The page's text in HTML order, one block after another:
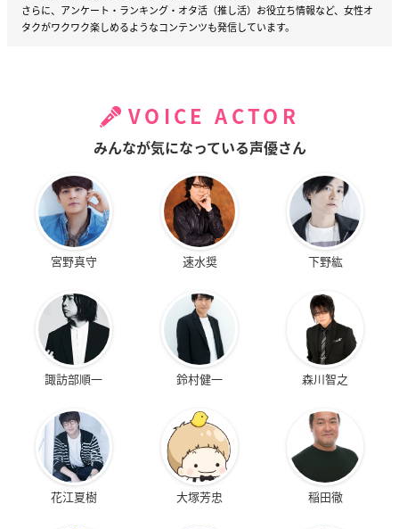
さらに、アンケート・ランキング・オタ活（推し活）お役立ち情報など、女性オ
タクがワクワク楽しめるようなコンテンツも発信しています。
VOICE ACTOR
みんなが気になっている声優さん
宮野真守 速水奨 下野紘
諏訪部順一 鈴村健一 森川智之
花江夏樹 大塚芳忠 稲田徹